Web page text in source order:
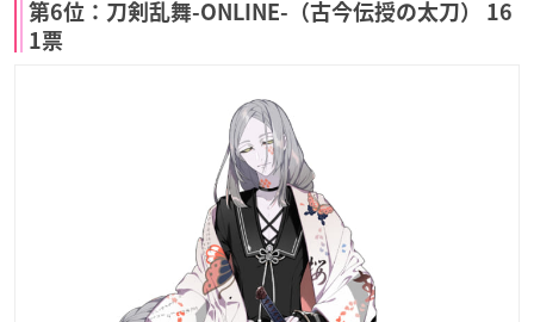
第6位：刀剣乱舞-ONLINE-（古今伝授の太刀） 16
1票